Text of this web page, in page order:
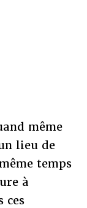
même
lieu de
temps
à
ces